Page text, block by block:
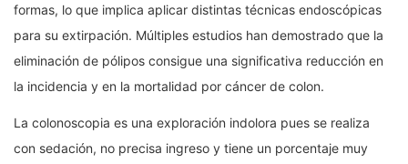
formas, lo que implica aplicar distintas técnicas endoscópicas
para su extirpación. Múltiples estudios han demostrado que la
eliminación de pólipos consigue una significativa reducción en
la incidencia y en la mortalidad por cáncer de colon.
La colonoscopia es una exploración indolora pues se realiza
con sedación, no precisa ingreso y tiene un porcentaje muy